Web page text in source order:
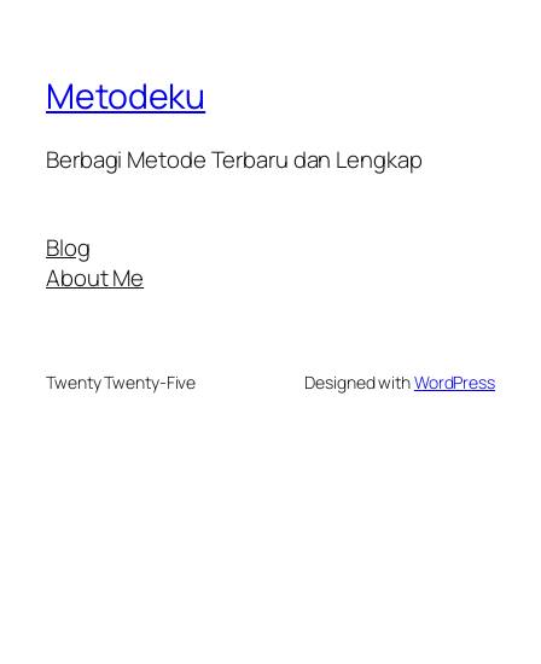
Metodeku
Berbagi Metode Terbaru dan Lengkap
Blog
About Me
Twenty Twenty-Five Designed withWordPress